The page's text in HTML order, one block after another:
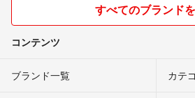
すべてのブランド
コンテンツ
ブランド一覧 カテ